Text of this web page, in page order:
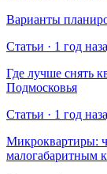
Варианты
Статьи · 1 год
Где лучше снять
Подмосковья
Статьи · 1 год
Микроквартиры:
малогабаритным